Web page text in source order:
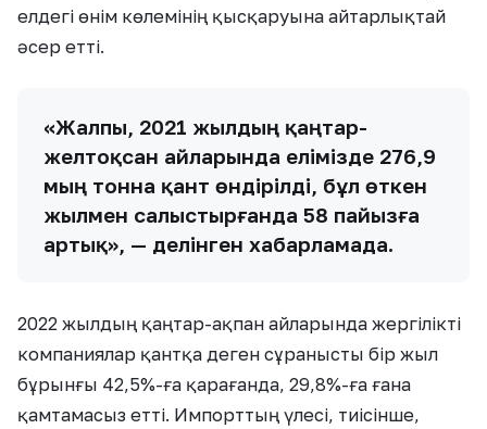
елдегі өнім көлемінің қысқаруына айтарлықтай
әсер етті.
«Жалпы, 2021 жылдың қаңтар-
желтоқсан айларында елімізде 276,9
мың тонна қант өндірілді, бұл өткен
жылмен салыстырғанда 58 пайызға
артық», — делінген хабарламада.
2022 жылдың қаңтар-ақпан айларында жергілікті
компаниялар қантқа деген сұранысты бір жыл
бұрынғы 42,5%-ға қарағанда, 29,8%-ға ғана
қамтамасыз етті. Импорттың үлесі, тиісінше,